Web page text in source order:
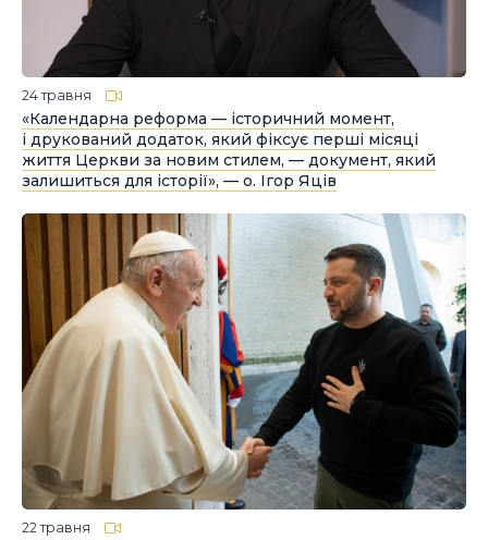
24 травня
«Календарна реформа — історичний момент,
і друкований додаток, який фіксує перші місяці
життя Церкви за новим стилем, — документ, який
залишиться для історії», — о. Ігор Яців
22 травня